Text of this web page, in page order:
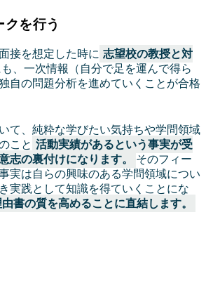
を行う
接を想定した時に 志望校の教授と対
も、一次情報（自分で足を運んで得ら
自の問題分析を進めていくことが合格
て、純粋な学びたい気持ちや学問領域
こと 活動実績があるという事実が受
志の裏付けになります。
そのフィー
実は自らの興味のある学問領域につい
実践として知識を得ていくことにな
書の質を高めることに直結します。